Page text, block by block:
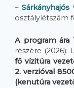
– Sárkányhajós
osztálylétszám
A program ára
részére (2026):
fő vízitúra
2. verzióval
(kenutúra